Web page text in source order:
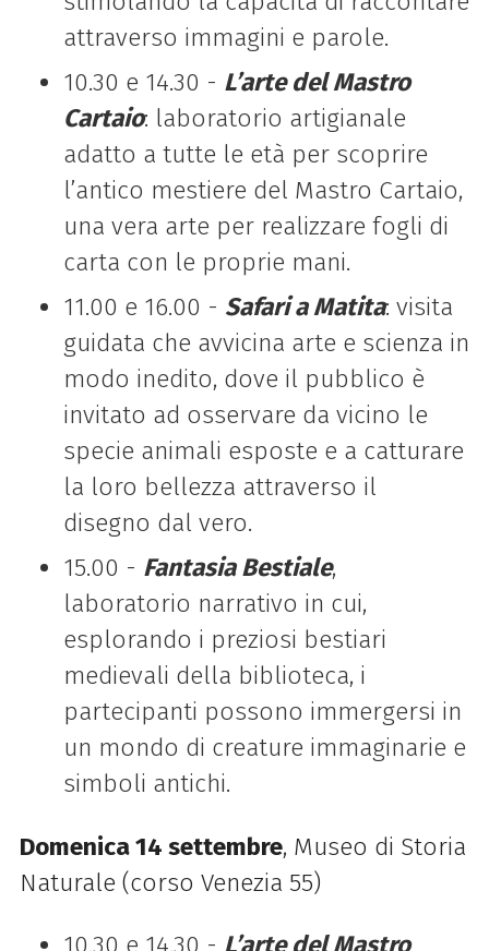
attraverso immagini e parole.
10.30 e 14.30 - L’arte del Mastro
Cartaio: laboratorio artigianale
adatto a tutte le età per scoprire
l’antico mestiere del Mastro Cartaio,
una vera arte per realizzare fogli di
carta con le proprie mani.
11.00 e 16.00 - Safari a Matita: visita
guidata che avvicina arte e scienza in
modo inedito, dove il pubblico è
invitato ad osservare da vicino le
specie animali esposte e a catturare
la loro bellezza attraverso il
disegno dal vero.
15.00 - Fantasia Bestiale,
laboratorio narrativo in cui,
esplorando i preziosi bestiari
medievali della biblioteca, i
partecipanti possono immergersi in
un mondo di creature immaginarie e
simboli antichi.
Domenica 14 settembre, Museo di Storia
Naturale (corso Venezia 55)
10.30 e 14.30 - L’arte del Mastro